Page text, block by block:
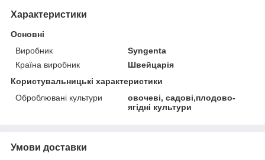
Характеристики
Основні
Виробник
Syngenta
Країна виробник
Швейцарія
Користувальницькі характеристики
Оброблювані культури
овочеві, садові,плодово-
ягідні культури
Умови доставки